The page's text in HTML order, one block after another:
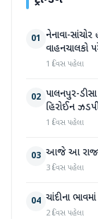
01 નેનાવા-
વાહનચાલકો
1 દિવસ પહેલા
02 પાલનપુર-
હિરોઈન
1 દિવસ પહેલા
03 આજે આ
3 દિવસ પહેલા
04 ચાંદીના
2 દિવસ પહેલા